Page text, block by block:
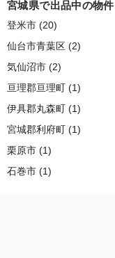
宮城県で出品中の物件
登米市 (20)
仙台市青葉区 (2)
気仙沼市 (2)
亘理郡亘理町 (1)
伊具郡丸森町 (1)
宮城郡利府町 (1)
栗原市 (1)
石巻市 (1)